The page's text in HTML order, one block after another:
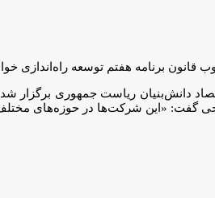
برنامه هفتم توسعه راه‌اندازی
دانش‌بنیان ریاست جمهوری برگزار
«این شرکت‌ها در حوزه‌های مختلف